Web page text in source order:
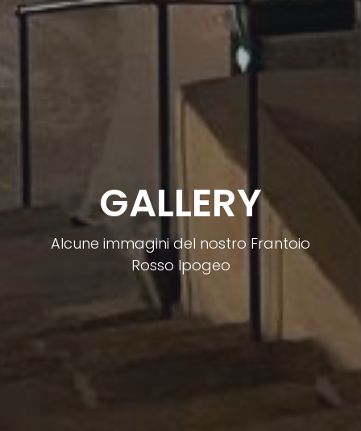
GALLERY
Alcune immagini del nostro Frantoio
Rosso Ipogeo